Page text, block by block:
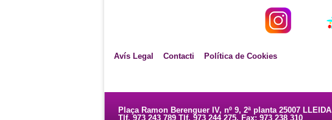
Avís Legal Contacti Política de Cookies
Plaça Ramon Berenguer IV, nº 9, 2ª planta 25007 LLEIDA
Tlf. 973 243 789 Tlf. 973 244 275. Fax: 973 238 310